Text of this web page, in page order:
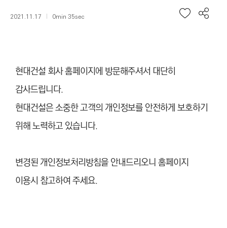
2021.11.17 0min 35sec
현대건설 회사 홈페이지에 방문해주셔서 대단히
감사드립니다.
현대건설은 소중한 고객의 개인정보를 안전하게 보호하기
위해 노력하고 있습니다.
변경된 개인정보처리방침을 안내드리오니 홈페이지
이용시 참고하여 주세요.